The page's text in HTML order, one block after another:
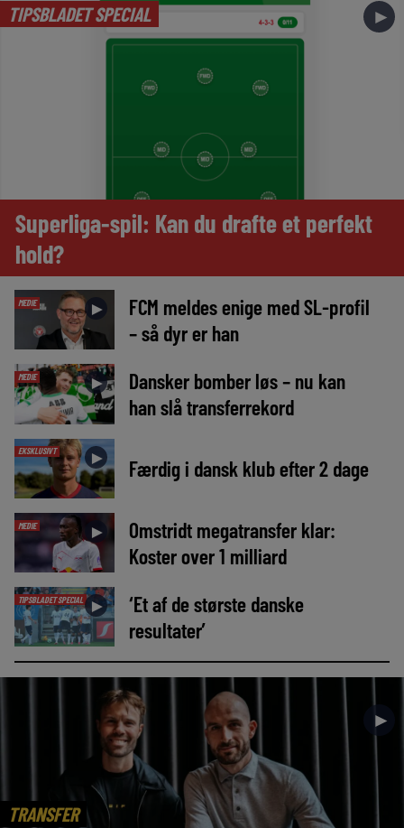
TIPSBLADET SPECIAL ►
Superliga-spil: Kan du drafte et perfekt
hold?
MEDIE ►
FCM meldes enige med SL-profil
– så dyr er han
MEDIE ►
Dansker bomber løs – nu kan
han slå transferrekord
EKSKLUSIVT ► Færdig i dansk klub efter 2 dage
MEDIE ►
Omstridt megatransfer klar:
Koster over 1 milliard
TIPSBLADET SPECIAL ►
‘Et af de største danske
resultater’
TRANSFER
►